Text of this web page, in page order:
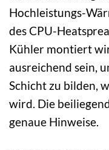
Hochleistungs-
des CPU-
Kühler montiert
ausreichend sein,
Schicht zu bilden,
wird. Die
genaue Hinweise.